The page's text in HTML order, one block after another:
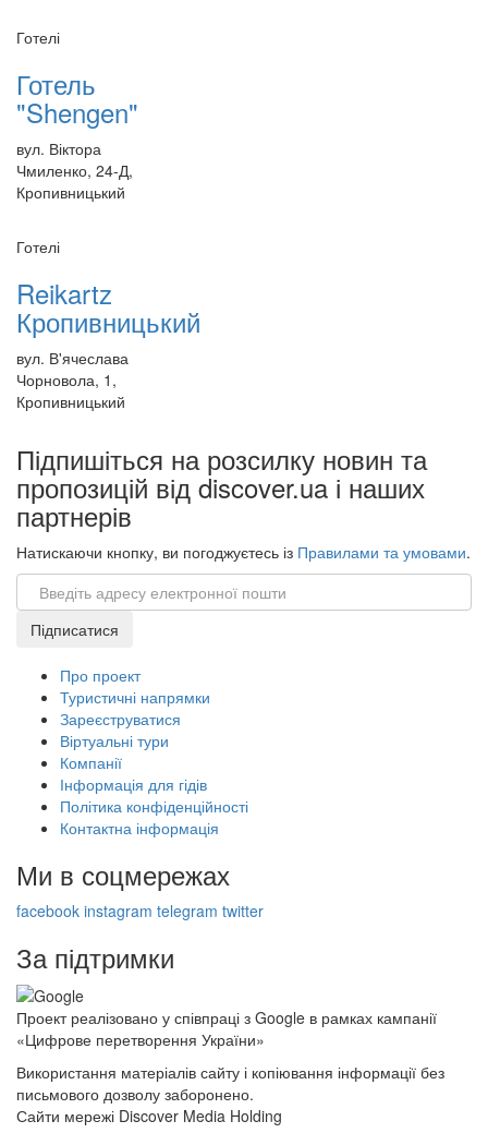
Готелі
Готель
"Shengen"
вул. Віктора
Чмиленко, 24-Д,
Кропивницький
Готелі
Reikartz
Кропивницький
вул. В'ячеслава
Чорновола, 1,
Кропивницький
Підпишіться на розсилку новин та
пропозицій від discover.ua і наших
партнерів
Натискаючи кнопку, ви погоджуєтесь із Правилами та умовами.
Email
Підписатися
Про проект
Туристичні напрямки
Зареєструватися
Віртуальні тури
Компанії
Інформація для гідів
Політика конфіденційності
Контактна інформація
Ми в соцмережах
facebook instagram telegram twitter
За підтримки
Проект реалізовано у співпраці з Google в рамках кампанії
«Цифрове перетворення України»
Використання матеріалів сайту і копіювання інформації без
письмового дозволу заборонено.
Сайти мережі Discover Media Holding